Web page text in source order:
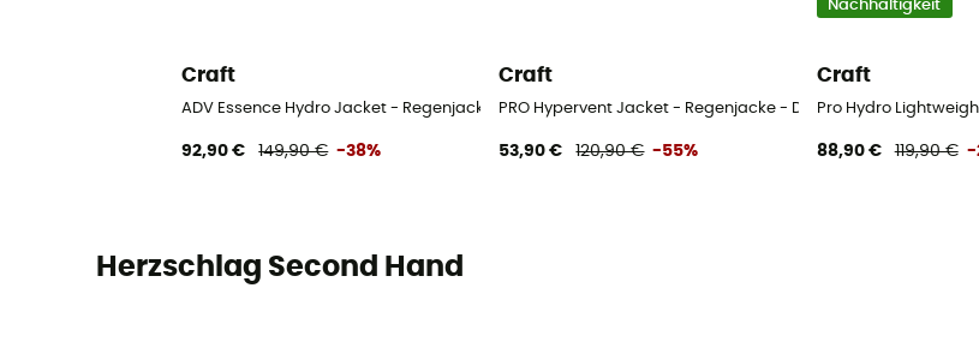
Craft
ADV Essence Hydro Jacket - Regenjacke - Damen
92,90 € 149,90 € -38%
Craft
PRO Hypervent Jacket - Regenjacke - Damen
53,90 € 120,90 € -55%
Nachhaltigkeit
Craft
Pro Hydro
88,90 € 119,90 € -
Herzschlag Second Hand